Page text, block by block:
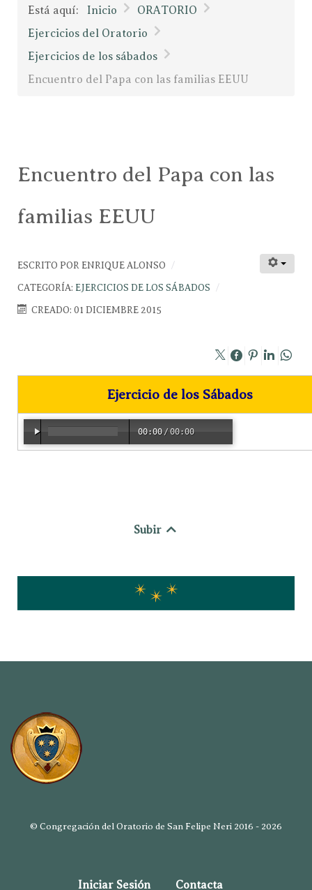
Está aquí: Inicio
ORATORIO
Ejercicios del Oratorio
Ejercicios de los sábados
Encuentro del Papa con las familias EEUU
Encuentro del Papa con las
familias EEUU
ESCRITO POR ENRIQUE ALONSO
CATEGORÍA: EJERCICIOS DE LOS SÁBADOS
CREADO: 01 DICIEMBRE 2015
Ejercicio de los Sábados
00:00 /00:00
Subir
© Congregación del Oratorio de San Felipe Neri 2016 - 2026
Iniciar Sesión Contacta